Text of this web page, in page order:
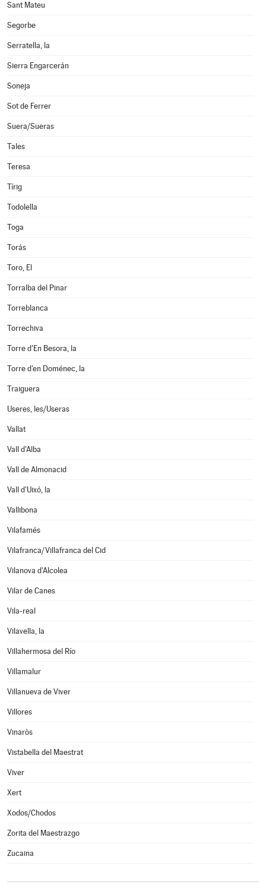
Sant Mateu
Segorbe
Serratella, la
Sierra Engarcerán
Soneja
Sot de Ferrer
Suera/Sueras
Tales
Teresa
Tírig
Todolella
Toga
Torás
Toro, El
Torralba del Pinar
Torreblanca
Torrechiva
Torre d'En Besora, la
Torre d'en Doménec, la
Traiguera
Useres, les/Useras
Vallat
Vall d'Alba
Vall de Almonacid
Vall d'Uixó, la
Vallibona
Vilafamés
Vilafranca/Villafranca del Cid
Vilanova d'Alcolea
Vilar de Canes
Vila-real
Vilavella, la
Villahermosa del Río
Villamalur
Villanueva de Viver
Villores
Vinaròs
Vistabella del Maestrat
Viver
Xert
Xodos/Chodos
Zorita del Maestrazgo
Zucaina